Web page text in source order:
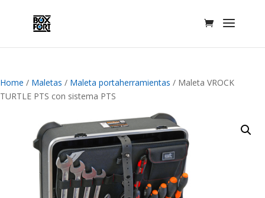
Home / Maletas / Maleta portaherramientas / Maleta VROCK
TURTLE PTS con sistema PTS